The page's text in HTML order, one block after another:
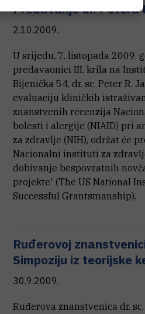
Predavanje dr. Petera
2.10.2009.
U srijedu, 7. listopada 2009.
predavaonici III. krila na
Bijenička 54, dr. sc. Peter R.
evaluaciju kliničkih
znanstvenih recenzija
bolesti i alergije (NIAID) pri
za zdravlje (NIH), održat će
Nacionalni instituti za
dobivanje bespovratnih
projekte' (The US National
Successful Grantsmanship).
Ruđerovoj
Simpoziju iz teorijske
30.9.2009.
Ruđerova znanstvenica dr.